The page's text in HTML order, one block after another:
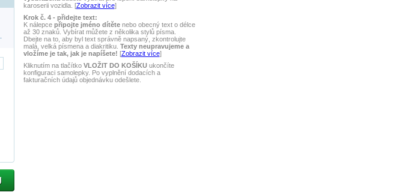
karoserii vozidla. [Zobrazit více]
Krok č. 4 - přidejte text:
K nálepce připojte jméno dítětenebo obecný text o délce
až 30 znaků. Vybírat můžete z několika stylů písma.
Dbejte na to, aby byl text správně napsaný, zkontrolujte
malá, velká písmena a diakritiku. Texty neupravujeme a
vložíme je tak, jak je napíšete! [Zobrazit více]
Kliknutím na tlačítko VLOŽIT DO KOŠÍKUukončíte
konfiguraci samolepky. Po vyplnění dodacích a
fakturačních údajů objednávku odešlete.